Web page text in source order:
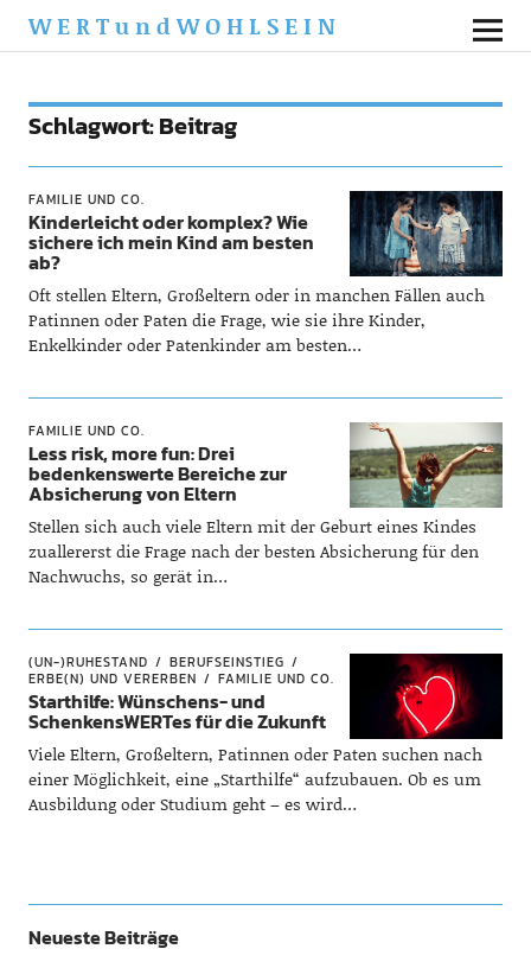
WERTundWOHLSEIN
Schlagwort:Beitrag
FAMILIE UND CO.
Kinderleicht oder komplex? Wie
sichere ich mein Kind am besten
ab?
Oft stellen Eltern, Großeltern oder in manchen Fällen auch
Patinnen oder Paten die Frage, wie sie ihre Kinder,
Enkelkinder oder Patenkinder am besten…
FAMILIE UND CO.
Less risk, more fun: Drei
bedenkenswerte Bereiche zur
Absicherung von Eltern
Stellen sich auch viele Eltern mit der Geburt eines Kindes
zuallererst die Frage nach der besten Absicherung für den
Nachwuchs, so gerät in…
(UN-)RUHESTAND
BERUFSEINSTIEG
ERBE(N) UND VERERBEN
FAMILIE UND CO.
Starthilfe: Wünschens- und
SchenkensWERTes für die Zukunft
Viele Eltern, Großeltern, Patinnen oder Paten suchen nach
einer Möglichkeit, eine „Starthilfe“ aufzubauen. Ob es um
Ausbildung oder Studium geht – es wird…
Neueste Beiträge